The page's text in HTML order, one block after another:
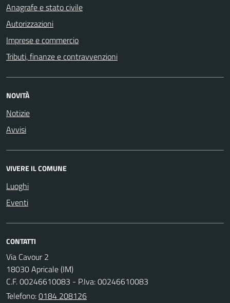
Anagrafe e stato civile
Autorizzazioni
Imprese e commercio
Tributi, finanze e contravvenzioni
NOVITÀ
Notizie
Avvisi
VIVERE IL COMUNE
Luoghi
Eventi
CONTATTI
Via Cavour 2
18030 Apricale (IM)
C.F. 00246610083 - P.Iva: 00246610083
Telefono:0184 208126